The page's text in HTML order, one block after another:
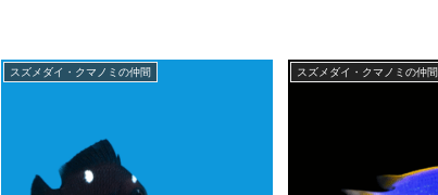
スズメダイ・クマノミの仲間 スズメダイ・クマノミの仲間